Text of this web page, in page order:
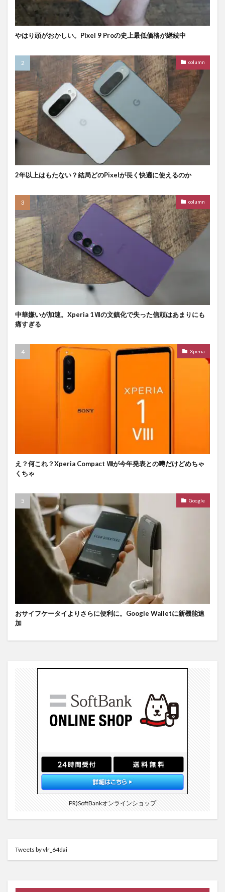
やはり頭がおかしい。Pixel 9 Proの史上最低価格が継続中
column
2年以上はもたない？結局どのPixelが長く快適に使えるのか
column
中華嫌いが加速。Xperia 1Ⅶの文鎮化で失った信頼はあまりにも
痛すぎる
Xperia
え？何これ？Xperia Compact Ⅷが今年発表との噂だけどめちゃ
くちゃ
Google
おサイフケータイよりさらに便利に。Google Walletに新機能追
加
PR)SoftBankオンラインショップ
Tweets by vlr_64dai